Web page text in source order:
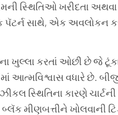
સ્થિતિઓખરીદતા અથવા
પૅટર્ન સાથે, એક અવલોકન
ખુલ્લા કરતાં ઓછી છેજે
આત્મવિશ્વાસવધારે છે.
સ્થિતિના કારણેચાર્ટની
બ્લૅકમીણબત્તીને ખોલવાની